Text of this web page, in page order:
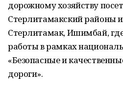
дорожному хозяйству
Стерлитамакский районы
Стерлитамак, Ишимбай,
работы в рамках
«Безопасные и
дороги».